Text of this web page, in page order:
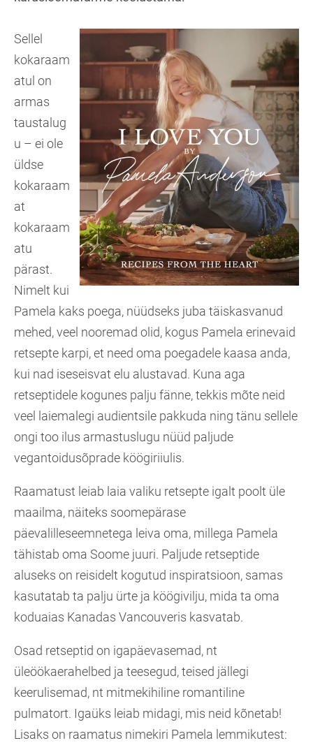
Sellel
kokaraam
atul on
armas
taustalug
u – ei ole
üldse
kokaraam
at
kokaraam
atu
pärast.
Nimelt kui
Pamela kaks poega, nüüdseks juba täiskasvanud
mehed, veel nooremad olid, kogus Pamela erinevaid
retsepte karpi, et need oma poegadele kaasa anda,
kui nad iseseisvat elu alustavad. Kuna aga
retseptidele kogunes palju fänne, tekkis mõte neid
veel laiemalegi audientsile pakkuda ning tänu sellele
ongi too ilus armastuslugu nüüd paljude
vegantoidusõprade köögiriiulis.
Raamatust leiab laia valiku retsepte igalt poolt üle
maailma, näiteks soomepärase
päevalilleseemnetega leiva oma, millega Pamela
tähistab oma Soome juuri. Paljude retseptide
aluseks on reisidelt kogutud inspiratsioon, samas
kasutatab ta palju ürte ja köögivilju, mida ta oma
koduaias Kanadas Vancouveris kasvatab.
Osad retseptid on igapäevasemad, nt
üleöökaerahelbed ja teesegud, teised jällegi
keerulisemad, nt mitmekihiline romantiline
pulmatort. Igaüks leiab midagi, mis neid kõnetab!
Lisaks on raamatus nimekiri Pamela lemmikutest: